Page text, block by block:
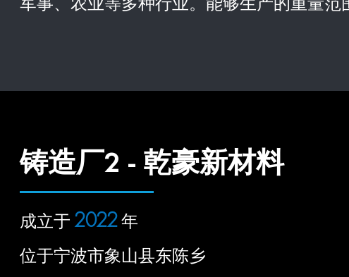
铸造厂2 - 乾豪新材料
成立于 2022年
位于宁波市象山县东陈乡